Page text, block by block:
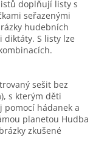
doplňují listy s
seřazenými
hudebních
S listy lze
sešit bez
s kterým děti
hádanek a
planetou Hudba
zkušené